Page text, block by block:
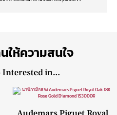
ห้ความสนใจ
Interested in...